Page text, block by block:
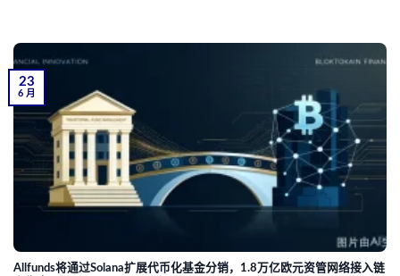
Allfunds将通过Solana扩展代币化基金分销，1.8万亿欧元资管网络接入链
23
6 月